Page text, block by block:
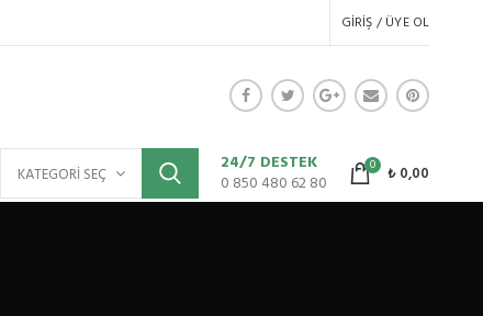
GIRIŞ / ÜYE OL
KATEGORI SEÇ
24/7 DESTEK
0 850 480 62 80
0 ₺0,00